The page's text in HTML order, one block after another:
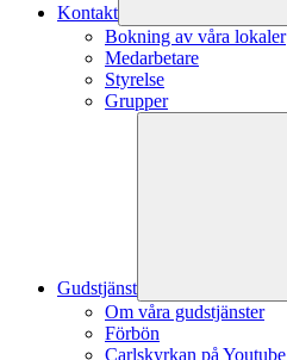
Kontakt
Bokning av våra lokaler
Medarbetare
Styrelse
Grupper
Gudstjänst
Om våra gudstjänster
Förbön
Carlskyrkan på Youtube